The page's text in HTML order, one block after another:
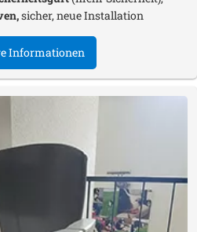
sicher, neue Installation
Informationen